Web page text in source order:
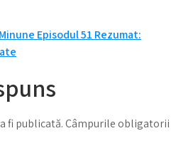
Episodul 51 Rezumat:
fi publicată.Câmpurile obligatorii